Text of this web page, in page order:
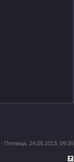
- Пятница, 24.05.2013, 09:30